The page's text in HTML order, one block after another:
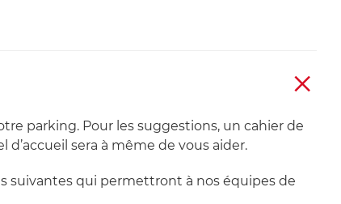
parking. Pour les suggestions, un cahier de
sera à même de vous aider.
suivantes qui permettront à nos équipes de